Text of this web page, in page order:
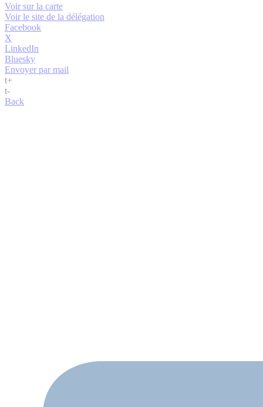
Voir sur la carte
Voir le site de la délégation
Facebook
X
LinkedIn
Bluesky
Envoyer par mail
t+
t-
Back